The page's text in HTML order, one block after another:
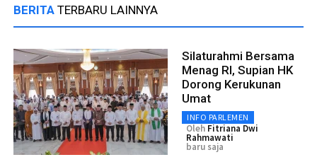
BERITA TERBARU LAINNYA
Silaturahmi Bersama
Menag RI, Supian HK
Dorong Kerukunan
Umat
INFO PARLEMEN
Oleh Fitriana Dwi
Rahmawati
baru saja